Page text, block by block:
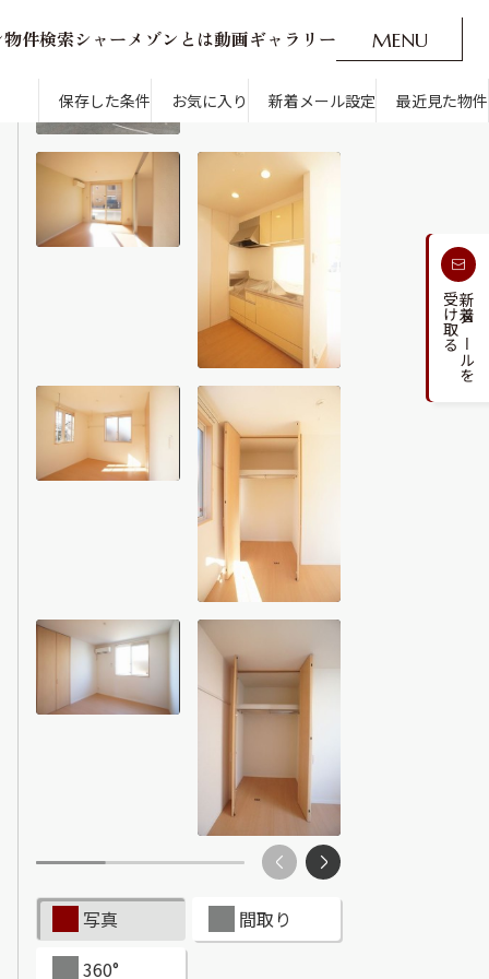
物件検索シ ャーメ ゾン とは動画ギャ ラ リ ー MENU
O
着メール設定 最近見た物件 CLOSE
通勤・通学時間から探す
人気のカテゴリから探す
ス付き・シニア向け
ライフ CLUB
トナー
イフ GUARD
新着メールを
受け取る
保存した条件 お気に入り 新着メール設定 最近見た物件
写真
間取り
360°